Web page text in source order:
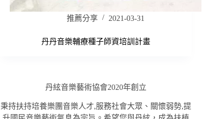
推薦分享 2021-03-31
丹丹音樂輔療種子師資培訓計畫
丹絃音樂藝術協會2020年創立
秉持扶持培養樂團音樂人才,服務社會大眾、關懷弱勢,提